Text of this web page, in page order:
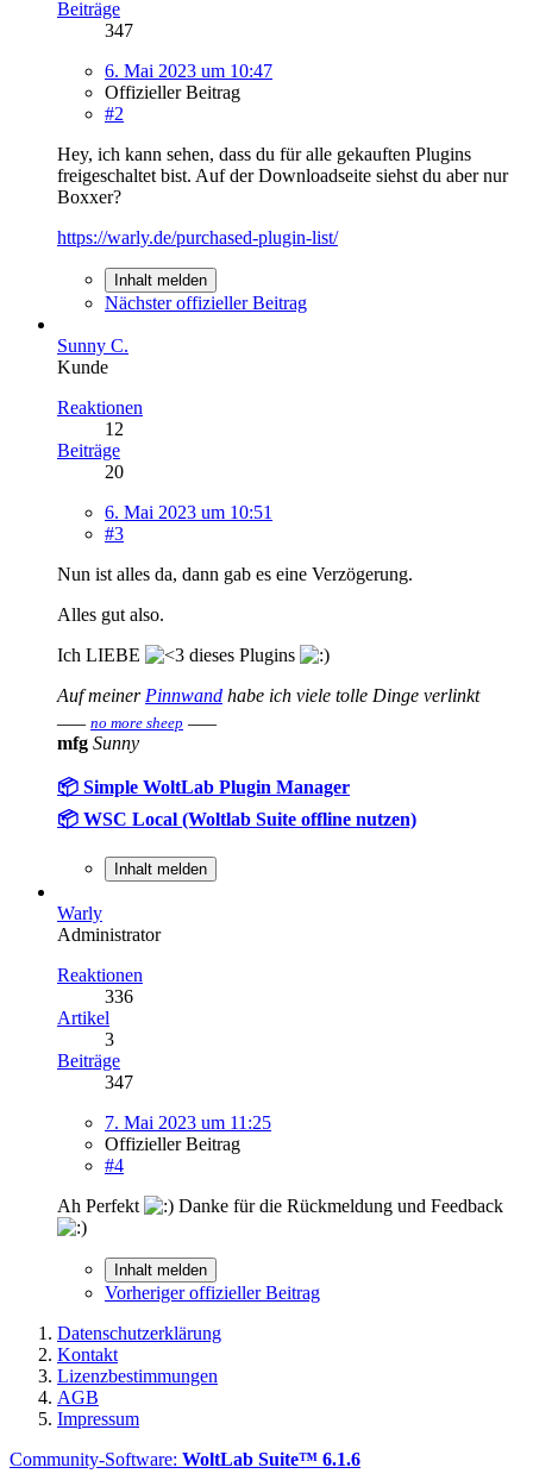
Beiträge
347
6. Mai 2023 um 10:47
Offizieller Beitrag
#2
Hey, ich kann sehen, dass du für alle gekauften Plugins
freigeschaltet bist. Auf der Downloadseite siehst du aber nur
Boxxer?
https://warly.de/purchased-plugin-list/
Inhalt melden
Nächster offizieller Beitrag
Sunny C.
Kunde
Reaktionen
12
Beiträge
20
6. Mai 2023 um 10:51
#3
Nun ist alles da, dann gab es eine Verzögerung.
Alles gut also.
Ich LIEBE
dieses Plugins
Auf meiner Pinnwand habe ich viele tolle Dinge verlinkt
no more sheep
mfg Sunny
📦 Simple WoltLab Plugin Manager
📦 WSC Local (Woltlab Suite offline nutzen)
Inhalt melden
Warly
Administrator
Reaktionen
336
Artikel
3
Beiträge
347
7. Mai 2023 um 11:25
Offizieller Beitrag
#4
Ah Perfekt
Danke für die Rückmeldung und Feedback
Inhalt melden
Vorheriger offizieller Beitrag
Datenschutzerklärung
Kontakt
Lizenzbestimmungen
AGB
Impressum
Community-Software: WoltLab Suite™ 6.1.6